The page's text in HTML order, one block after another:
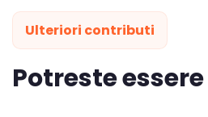
Ulteriori contributi
Potreste